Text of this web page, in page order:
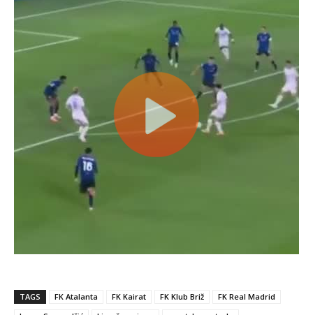
TAGS FK Atalanta FK Kairat FK Klub Briž
FK Real Madrid